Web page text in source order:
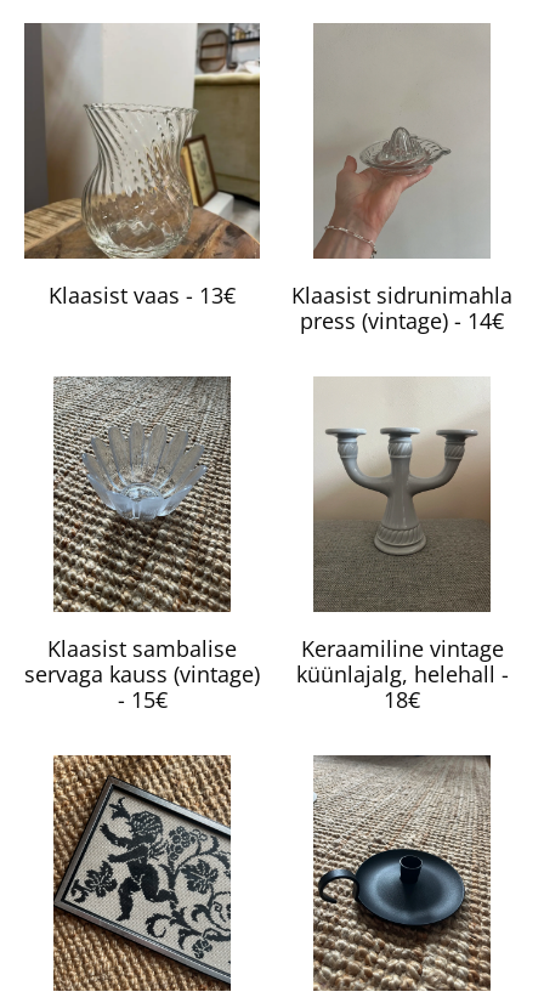
Klaasist vaas - 13€
Klaasist sidrunimahla
press (vintage) - 14€
Klaasist sambalise
servaga kauss (vintage)
- 15€
Keraamiline vintage
küünlajalg, helehall -
18€